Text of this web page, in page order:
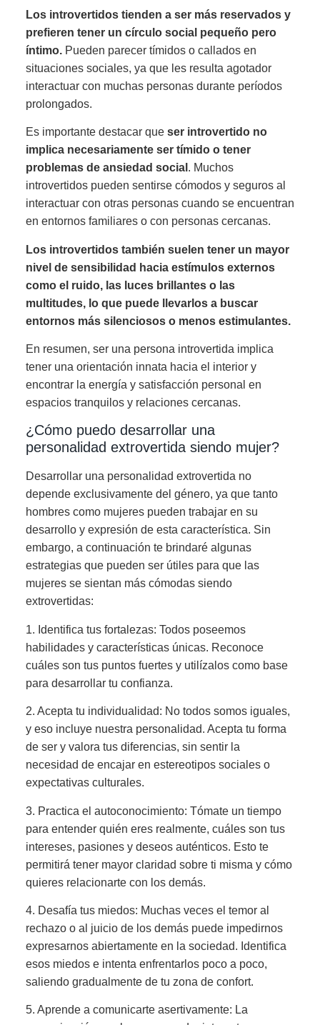
Los introvertidos tienden a ser más reservados y
prefieren tener un círculo social pequeño pero
íntimo.Pueden parecer tímidos o callados en
situaciones sociales, ya que les resulta agotador
interactuar con muchas personas durante períodos
prolongados.
Es importante destacar que ser introvertido no
implica necesariamente ser tímido o tener
problemas de ansiedad social . Muchos
introvertidos pueden sentirse cómodos y seguros al
interactuar con otras personas cuando se encuentran
en entornos familiares o con personas cercanas.
Los introvertidos también suelen tener un mayor
nivel de sensibilidad hacia estímulos externos
como el ruido, las luces brillantes o las
multitudes, lo que puede llevarlos a buscar
entornos más silenciosos o menos estimulantes.
En resumen, ser una persona introvertida implica
tener una orientación innata hacia el interior y
encontrar la energía y satisfacción personal en
espacios tranquilos y relaciones cercanas.
¿Cómo puedo desarrollar una
personalidad extrovertida siendo mujer?
Desarrollar una personalidad extrovertida no
depende exclusivamente del género, ya que tanto
hombres como mujeres pueden trabajar en su
desarrollo y expresión de esta característica. Sin
embargo, a continuación te brindaré algunas
estrategias que pueden ser útiles para que las
mujeres se sientan más cómodas siendo
extrovertidas:
1. Identifica tus fortalezas: Todos poseemos
habilidades y características únicas. Reconoce
cuáles son tus puntos fuertes y utilízalos como base
para desarrollar tu confianza.
2. Acepta tu individualidad: No todos somos iguales,
y eso incluye nuestra personalidad. Acepta tu forma
de ser y valora tus diferencias, sin sentir la
necesidad de encajar en estereotipos sociales o
expectativas culturales.
3. Practica el autoconocimiento: Tómate un tiempo
para entender quién eres realmente, cuáles son tus
intereses, pasiones y deseos auténticos. Esto te
permitirá tener mayor claridad sobre ti misma y cómo
quieres relacionarte con los demás.
4. Desafía tus miedos: Muchas veces el temor al
rechazo o al juicio de los demás puede impedirnos
expresarnos abiertamente en la sociedad. Identifica
esos miedos e intenta enfrentarlos poco a poco,
saliendo gradualmente de tu zona de confort.
5. Aprende a comunicarte asertivamente: La